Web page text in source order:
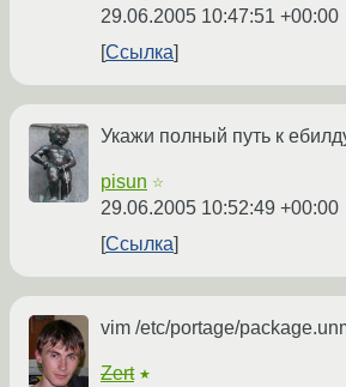
29.06.2005 10:47:51 +00:00
Ссылка
Укажи полный путь к
pisun ☆
29.06.2005 10:52:49 +00:00
Ссылка
vim /etc/portage/
Zert ★